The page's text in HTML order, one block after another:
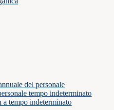
del personale
tempo indeterminato
a tempo indeterminato